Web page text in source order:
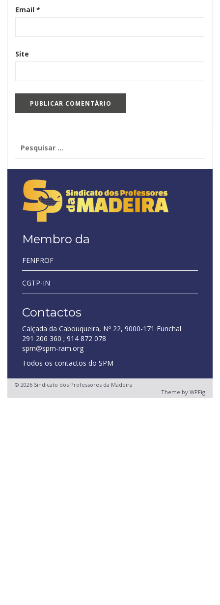
Email *
Site
por:
Membro da
FENPROF
CGTP-IN
Contactos
Calçada da Cabouqueira, Nº 22, 9000-171 Funchal
291 206 360 ; 914 872 078
spm@spm-ram.org
Todos os contactos do SPM
© 2026 Sindicato dos Professores da Madeira
Theme by WPFig